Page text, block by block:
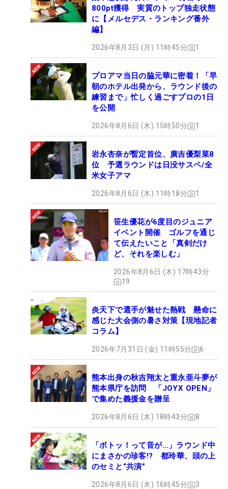
800pt獲得 実質のトップ独走状態
に【メルセデス・ランキング番外
編】
2026年8月3日 (月) 11時45分 1
プロアマ当日の脇元華に密着！「早
朝のホテル出発から、ラウンド後の
練習まで」忙しく過ごすプロの1日
を公開
2026年8月6日 (木) 15時50分 1
岩永杏奈が暫定首位、廣吉優梨菜8
位 予選ラウンドは日没サスペ/全
米女子アマ
2026年8月6日 (木) 11時18分 1
笹生優花が6度目のジュニア
イベント開催 ゴルフを通じ
て伝えたいこと「真剣だけ
ど、それを楽しむ」
2026年8月6日 (木) 17時43分
19
炎天下で選手が魅せた熱戦 懸命に
感じた大会側の暑さ対策【現地記者
コラム】
2026年7月31日 (金) 11時55分 6
熊本出身の秋吉翔太と重永亜斗夢が
熊本県庁を訪問 「JOYX OPEN」
で集めた義援金を贈呈
2026年8月6日 (木) 18時43分 8
「ボトッ！って音が…」ラウンド中
にまさかの珍客!? 都玲華、頭の上
のセミと“共演”
2026年8月6日 (木) 16時45分 3